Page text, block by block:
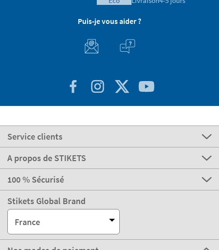
Puis-je vous aider ?
Service clients
A propos de STIKETS
100 % Sécurisé
Stikets Global Brand
France